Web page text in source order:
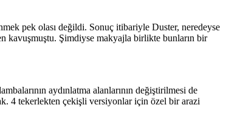
pek olası değildi. Sonuç itibariyle Duster, neredeyse
kavuşmuştu. Şimdiyse makyajla birlikte bunların bir
aydınlatma alanlarının değiştirilmesi de
4 tekerlekten çekişli versiyonlar için özel bir arazi